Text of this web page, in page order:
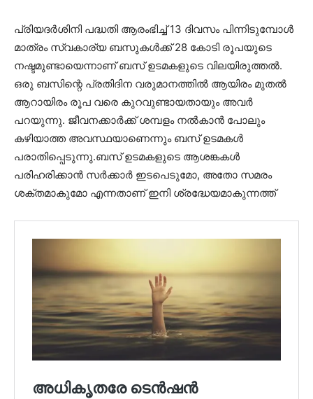
പ്രിയദർശിനി പദ്ധതി ആരംഭിച്ച് 13 ദിവസം പിന്നിടുമ്പോൾ
മാത്രം സ്വകാര്യ ബസുകൾക്ക് 28 കോടി രൂപയുടെ
നഷ്ടമുണ്ടായെന്നാണ് ബസ് ഉടമകളുടെ വിലയിരുത്തൽ.
ഒരു ബസിന്റെ പ്രതിദിന വരുമാനത്തിൽ ആയിരം മുതൽ
ആറായിരം രൂപ വരെ കുറവുണ്ടായതായും അവർ
പറയുന്നു. ജീവനക്കാർക്ക് ശമ്പളം നൽകാൻ പോലും
കഴിയാത്ത അവസ്ഥയാണെന്നും ബസ് ഉടമകൾ
പരാതിപ്പെടുന്നു.ബസ് ഉടമകളുടെ ആശങ്കകൾ
പരിഹരിക്കാൻ സർക്കാർ ഇടപെടുമോ, അതോ സമരം
ശക്തമാകുമോ എന്നതാണ് ഇനി ശ്രദ്ധേയമാകുന്നത്ത്